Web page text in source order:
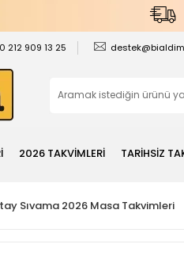
0 212 909 13 25
2026 TAKVİMLERİ TARİHSİZ
Sıvama 2026 Masa Takvimleri